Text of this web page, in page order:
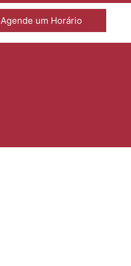
Agende um Horário